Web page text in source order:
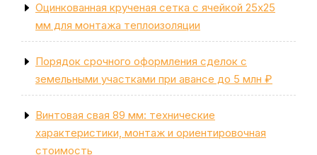
Оцинкованная крученая сетка с ячейкой 25х25
мм для монтажа теплоизоляции
Порядок срочного оформления сделок с
земельными участками при авансе до 5 млн ₽
Винтовая свая 89 мм: технические
характеристики, монтаж и ориентировочная
стоимость